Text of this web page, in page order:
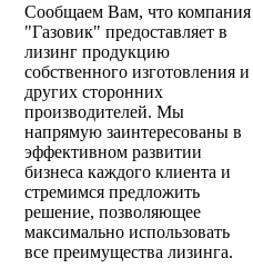
Сообщаем Вам, что компания
"Газовик" предоставляет в
лизинг продукцию
собственного изготовления и
других сторонних
производителей. Мы
напрямую заинтересованы в
эффективном развитии
бизнеса каждого клиента и
стремимся предложить
решение, позволяющее
максимально использовать
все преимущества лизинга.